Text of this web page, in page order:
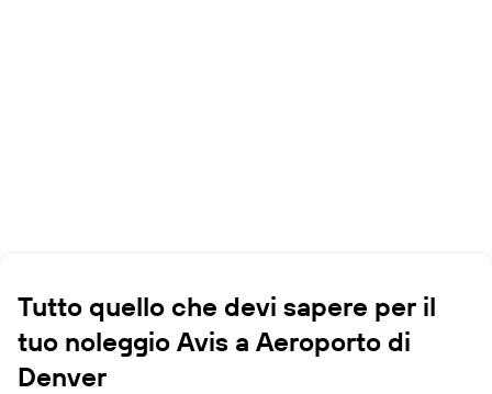
Tutto quello che devi sapere per il
tuo noleggio Avis a Aeroporto di
Denver